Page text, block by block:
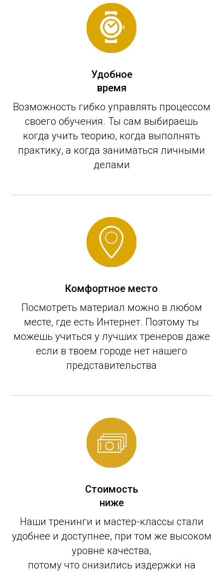
Удобное
время
Возможность гибко управлять процессом
своего обучения. Ты сам выбираешь
когда учить теорию, когда выполнять
практику, а когда заниматься личными
делами
Комфортное место
Посмотреть материал можно в любом
месте, где есть Интернет. Поэтому ты
можешь учиться у лучших тренеров даже
если в твоем городе нет нашего
представительства
Стоимость
ниже
Наши тренинги и мастер-классы стали
удобнее и доступнее, при том же высоком
уровне качества,
потому что снизились издержки на